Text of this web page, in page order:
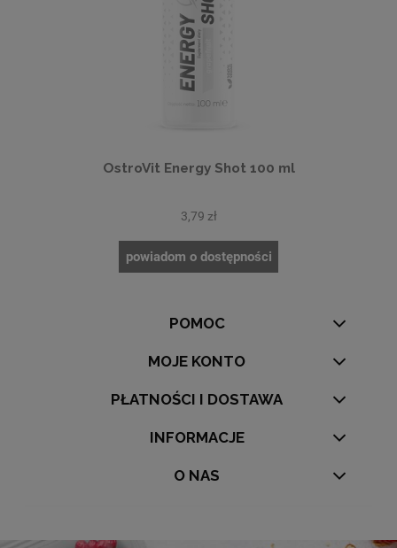
OstroVit Energy Shot 100 ml
3,79 zł
powiadom o dostępności
POMOC
MOJE KONTO
PŁATNOŚCI I DOSTAWA
INFORMACJE
O NAS